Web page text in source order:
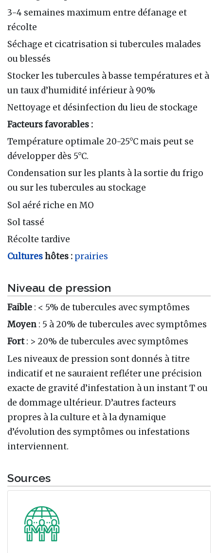
3-4 semaines maximum entre défanage et
récolte
Séchage et cicatrisation si tubercules malades
ou blessés
Stocker les tubercules à basse températures et à
un taux d’humidité inférieur à 90%
Nettoyage et désinfection du lieu de stockage
Facteurs favorables :
Température optimale 20-25°C mais peut se
développer dès 5°C.
Condensation sur les plants à la sortie du frigo
ou sur les tubercules au stockage
Sol aéré riche en MO
Sol tassé
Récolte tardive
Cultureshôtes : prairies
Niveau de pression
Faible : < 5% de tubercules avec symptômes
Moyen : 5 à 20% de tubercules avec symptômes
Fort: > 20% de tubercules avec symptômes
Les niveaux de pression sont donnés à titre
indicatif et ne sauraient refléter une précision
exacte de gravité d’infestation à un instant T ou
de dommage ultérieur. D’autres facteurs
propres à la culture et à la dynamique
d’évolution des symptômes ou infestations
interviennent.
Sources